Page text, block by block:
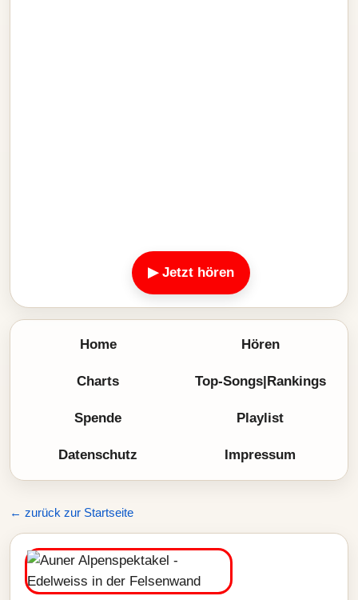
▶ Jetzt hören
Home Hören
Charts Top-Songs|Rankings
Spende Playlist
Datenschutz Impressum
← zurück zur Startseite